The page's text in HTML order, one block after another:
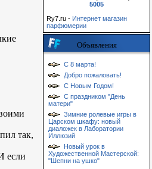
так,
если
5005
Ry7.ru - Интернет магазин
парфюмерии
Объявления
С 8 марта!
Добро пожаловать!
С Новым Годом!
С праздником "День
матери"
Зимние ролевые игры в
Царском шкафу: новый
диаложек в Лаборатории
Иллюзий
Новый урок в
Художественной Мастерской:
"Шепни на ушко"